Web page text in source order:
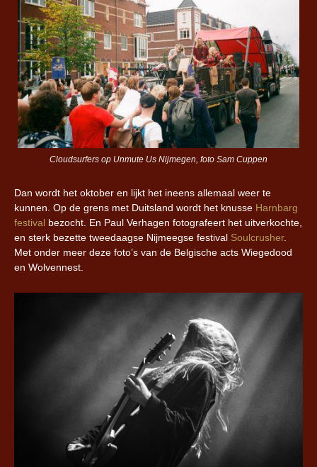
Cloudsurfers op Unmute Us Nijmegen, foto Sam Cuppen
Dan wordt het oktober en lijkt het ineens allemaal weer te
kunnen. Op de grens met Duitsland wordt het knusse Harnbarg
festival bezocht. En Paul Verhagen fotografeert het uitverkochte,
en sterk bezette tweedaagse Nijmeegse festival Soulcrusher.
Met onder meer deze foto’s van de Belgische acts Wiegedood
en Wolvennest.